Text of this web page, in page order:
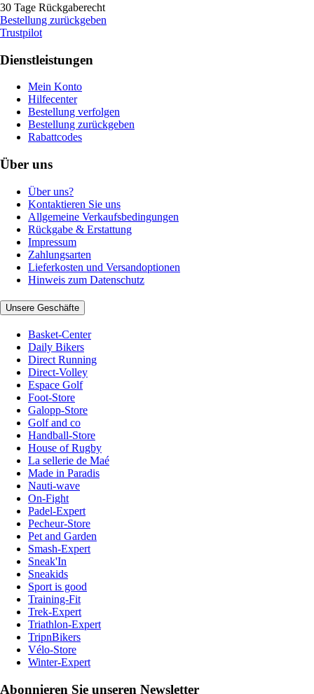
30 Tage Rückgaberecht
Bestellung zurückgeben
Trustpilot
Dienstleistungen
Mein Konto
Hilfecenter
Bestellung verfolgen
Bestellung zurückgeben
Rabattcodes
Über uns
Über uns?
Kontaktieren Sie uns
Allgemeine Verkaufsbedingungen
Rückgabe & Erstattung
Impressum
Zahlungsarten
Lieferkosten und Versandoptionen
Hinweis zum Datenschutz
Unsere Geschäfte
Basket-Center
Daily Bikers
Direct Running
Direct-Volley
Espace Golf
Foot-Store
Galopp-Store
Golf and co
Handball-Store
House of Rugby
La sellerie de Maé
Made in Paradis
Nauti-wave
On-Fight
Padel-Expert
Pecheur-Store
Pet and Garden
Smash-Expert
Sneak'In
Sneakids
Sport is good
Training-Fit
Trek-Expert
Triathlon-Expert
TripnBikers
Vélo-Store
Winter-Expert
Abonnieren Sie unseren Newsletter